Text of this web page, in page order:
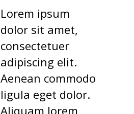
Lorem ipsum
dolor sit amet,
consectetuer
adipiscing elit.
Aenean commodo
ligula eget dolor.
Aliquam lorem